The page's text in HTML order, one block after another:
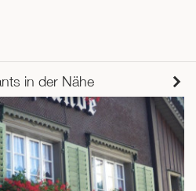
in der Nähe